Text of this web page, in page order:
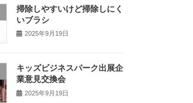
掃除しやすいけど掃除しにく
いブラシ
2025年9月19日
キッズビジネスパーク出展企
業意見交換会
2025年9月19日